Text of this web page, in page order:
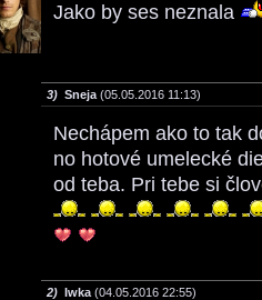
Jako by ses neznala
3) Sneja (05.05.2016 11:13)
Nechápem ako to tak
no hotové umelecké
od teba. Pri tebe si
2) Iwka (04.05.2016 22:55)